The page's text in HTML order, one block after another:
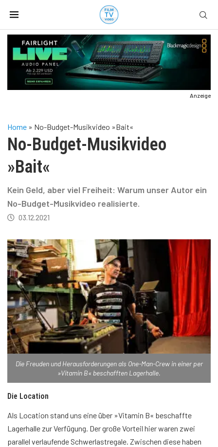
Anzeige
Home » No-Budget-Musikvideo »Bait«
No-Budget-Musikvideo
»Bait«
Kein Geld, aber viel Freiheit: Warum unser Autor ein
No-Budget-Musikvideo realisierte.
03.12.2021
Die Freuden und Herausforderungen als One-Man-Crew in einer per
»Vitamin B« beschafften Lagerhalle.
Die Location
Als Location stand uns eine über »Vitamin B« beschaffte
Lagerhalle zur Verfügung. Der große Vorteil hier waren zwei
parallel verlaufende Schwerlastregale. Zwischen diese haben